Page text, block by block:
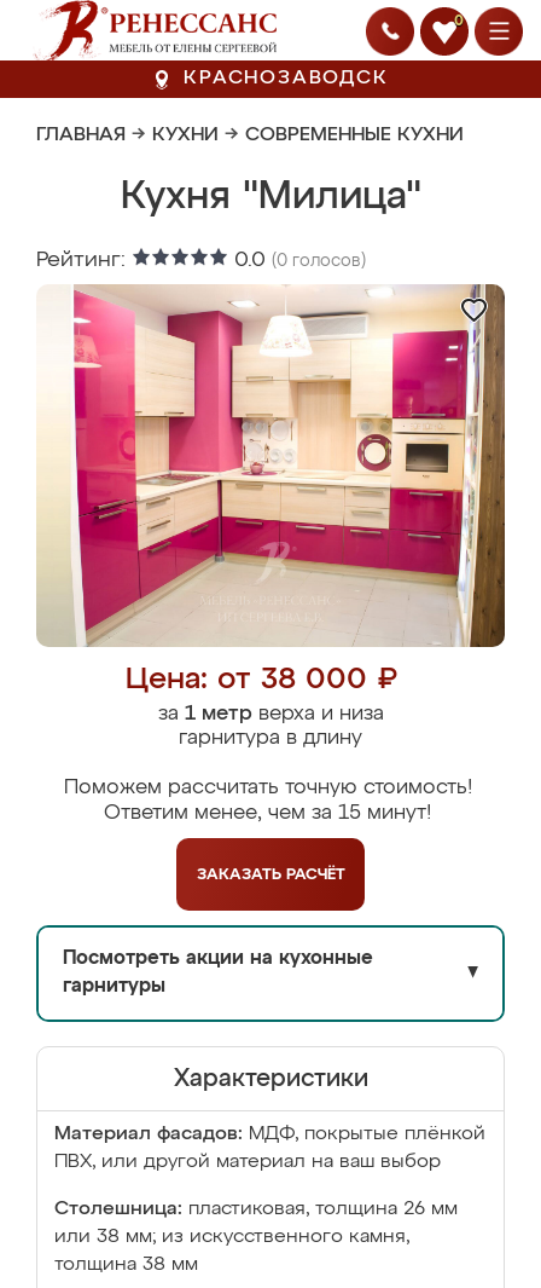
0
КРАСНОЗАВОДСК
ГЛАВНАЯ → КУХНИ → СОВРЕМЕННЫЕ КУХНИ
Кухня "Милица"
Рейтинг: 0.0 (0 голосов)
Цена: от 38 000 ₽
за 1 метрверха и низа
гарнитура в длину
Поможем рассчитать точную стоимость!
Ответим менее, чем за 15 минут!
ЗАКАЗАТЬ РАСЧЁТ
Посмотреть акции на кухонные
гарнитуры
▼
Характеристики
Материал фасадов: МДФ, покрытые плёнкой
ПВХ, или другой материал на ваш выбор
Столешница: пластиковая, толщина 26 мм
или 38 мм; из искусственного камня,
толщина 38 мм